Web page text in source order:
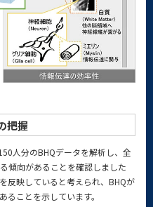
把握
人分のBHQデータを解析し、全
傾向があることを確認しました
反映していると考えられ、BHQが
ことを示しています。